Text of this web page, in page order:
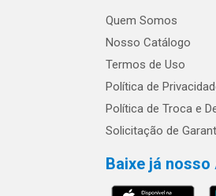
Quem Somos
Nosso Catálogo
Termos de Uso
Política de
Política de Troca e
Solicitação de
Baixe já nosso